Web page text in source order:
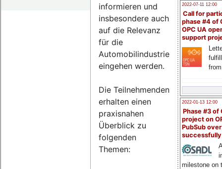
2022-07-11 12:00
Call for
phase #4 of
OPC UA
support
2022-01-13 12:00
Phase #3 of
project on
PubSub over
milestone on
informieren und
insbesondere auch
auf die Relevanz
für die
Automobilindustrie
eingehen werden.
Die Teilnehmenden
erhalten einen
praxisnahen
Überblick zu
folgenden
Themen: